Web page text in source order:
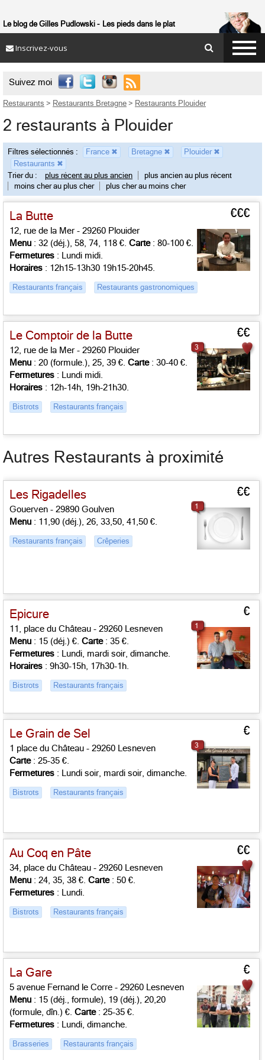
Le blog de Gilles Pudlowski Les pieds dans le plat
Inscrivez-vous
Suivez moi 
Restaurants > Restaurants Bretagne > Restaurants Plouider
2 restaurants à Plouider
Filtres sélectionnés : France ✖ Bretagne ✖ Plouider ✖
Restaurants ✖
Trier du :
plus récent au plus ancien
plus ancien au plus récent
moins cher au plus cher
plus cher au moins cher
La Butte €€€
12, rue de la Mer - 29260 Plouider
Menu : 32 (déj.), 58, 74, 118 €. Carte: 80-100 €.
Fermetures : Lundi midi.
Horaires : 12h15-13h30 19h15-20h45.
Restaurants français Restaurants gastronomiques
Le Comptoir de la Butte €€
12, rue de la Mer - 29260 Plouider
Menu : 20 (formule.), 25, 39 €. Carte: 30-40 €.
Fermetures : Lundi midi.
Horaires : 12h-14h, 19h-21h30.
3
Bistrots Restaurants français
Autres Restaurants à proximité
Les Rigadelles €€
Gouerven - 29890 Goulven
Menu : 11,90 (déj.), 26, 33,50, 41,50 €.
1
Restaurants français Crêperies
Epicure €
11, place du Château - 29260 Lesneven
Menu : 15 (déj.) €. Carte: 35 €.
Fermetures : Lundi, mardi soir, dimanche.
Horaires : 9h30-15h, 17h30-1h.
1
Bistrots Restaurants français
Le Grain de Sel €
1 place du Château - 29260 Lesneven
Carte: 25-35 €.
Fermetures : Lundi soir, mardi soir, dimanche.
3
Bistrots Restaurants français
Au Coq en Pâte €€
34, place du Château - 29260 Lesneven
Menu : 24, 35, 38 €. Carte: 50 €.
Fermetures : Lundi.
Bistrots Restaurants français
La Gare €
5 avenue Fernand le Corre - 29260 Lesneven
Menu : 15 (déj., formule), 19 (déj.), 20,20
(formule, dîn.) €. Carte: 25-35 €.
Fermetures : Lundi, dimanche.
Brasseries Restaurants français